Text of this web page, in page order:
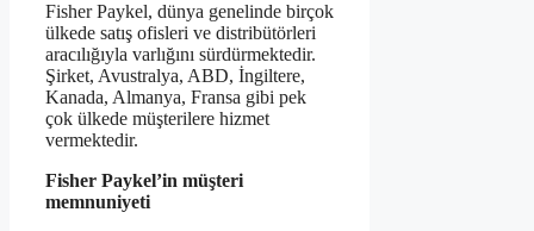
Fisher Paykel, dünya genelinde birçok
ülkede satış ofisleri ve distribütörleri
aracılığıyla varlığını sürdürmektedir.
Şirket, Avustralya, ABD, İngiltere,
Kanada, Almanya, Fransa gibi pek
çok ülkede müşterilere hizmet
vermektedir.
Fisher Paykel’in müşteri
memnuniyeti